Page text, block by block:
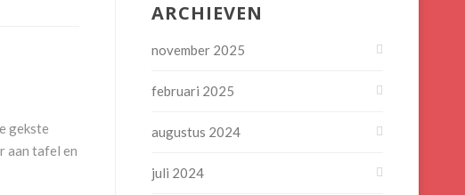
gekste
aan tafel en
ARCHIEVEN
november 2025
februari 2025
augustus 2024
juli 2024